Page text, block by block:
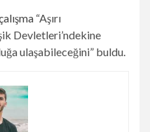
“Aşırı
Devletleri’ndekine
ulaşabileceğini” buldu.